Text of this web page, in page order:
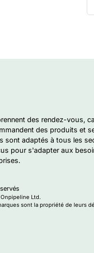
des rendez-vous,
des produits et
sont adaptés à tous les
pour s'adapter aux
Ltd.
sont la propriété de leurs